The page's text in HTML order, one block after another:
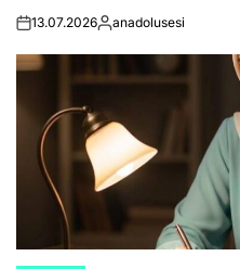
on13.07.2026Posted
anadolusesi